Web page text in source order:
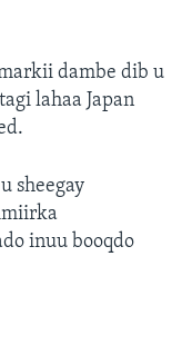
dambe dib u
lahaa Japan
sheegay
inuu booqdo